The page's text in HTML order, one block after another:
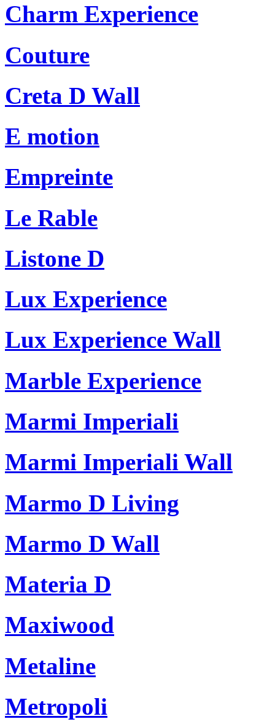
Charm Experience
Couture
Creta D Wall
E motion
Empreinte
Le Rable
Listone D
Lux Experience
Lux Experience Wall
Marble Experience
Marmi Imperiali
Marmi Imperiali Wall
Marmo D Living
Marmo D Wall
Materia D
Maxiwood
Metaline
Metropoli